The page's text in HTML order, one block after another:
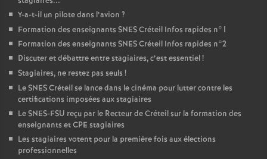
Y-a-t-il un pilote dans l’avion ?
Formation des enseignants SNESCréteil Infos rapides n°1
Formation des enseignants SNESCréteil Infos rapides n°2
Discuter et débattre entre stagiaires, c’est essentiel!
Stagiaires, ne restez pas seuls !
LeSNESCréteil se lance dans le cinéma pour lutter contre les
certifications imposées aux stagiaires
LeSNES-FSU reçu par le Recteur de Créteil sur la formation des
enseignants etCPE stagiaires
Les stagiaires votent pour la première fois aux élections
professionnelles